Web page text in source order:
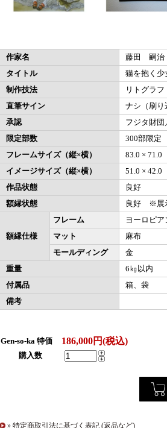
作家名
藤田 嗣治
タイトル
猫を抱く少
制作技法
リトグラフ
直筆サイン
ナシ（刷り
承認
フジタ財
限定部数
300部限定
フレームサイズ（縦×横）
83.0 × 71.0
イメージサイズ（縦×横）
51.0 × 42.0
作品状態
良好
額縁状態
良好 ※展
額縁仕様
フレーム
ヨーロピ
マット
麻布
モールディング
金
重量
6㎏以内
付属品
箱、袋
備考
Gen-so-ka 特価 186,000円(税込)
購入数
» 特定商取引法に基づく表記 (返品など)